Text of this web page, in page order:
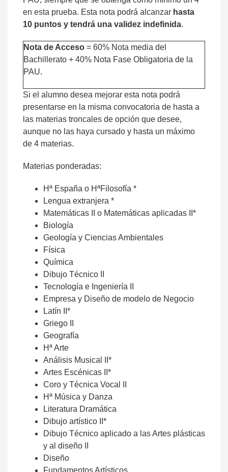
en esta prueba. Esta nota podrá alcanzar hasta
10 puntos y tendrá una validez indefinida.
Nota de Acceso = 60% Nota media del
Bachillerato + 40% Nota Fase Obligatoria de la
PAU.
Si el alumno desea mejorar esta nota podrá
presentarse en la misma convocatoria de hasta a
las materias troncales de opción que desee,
aunque no las haya cursado y hasta un máximo
de 4 materias.
Materias ponderadas:
Hª España o HªFilosofía *
Lengua extranjera *
Matemáticas II o Matemáticas aplicadas II*
Biología
Geología y Ciencias Ambientales
Física
Química
Dibujo Técnico II
Tecnología e Ingeniería II
Empresa y Diseño de modelo de Negocio
Latín II*
Griego II
Geografía
Hª Arte
Análisis Musical II*
Artes Escénicas II*
Coro y Técnica Vocal II
Hª Música y Danza
Literatura Dramática
Dibujo artístico II*
Dibujo Técnico aplicado a las Artes plásticas
y al diseño II
Diseño
Fundamentos Artísticos